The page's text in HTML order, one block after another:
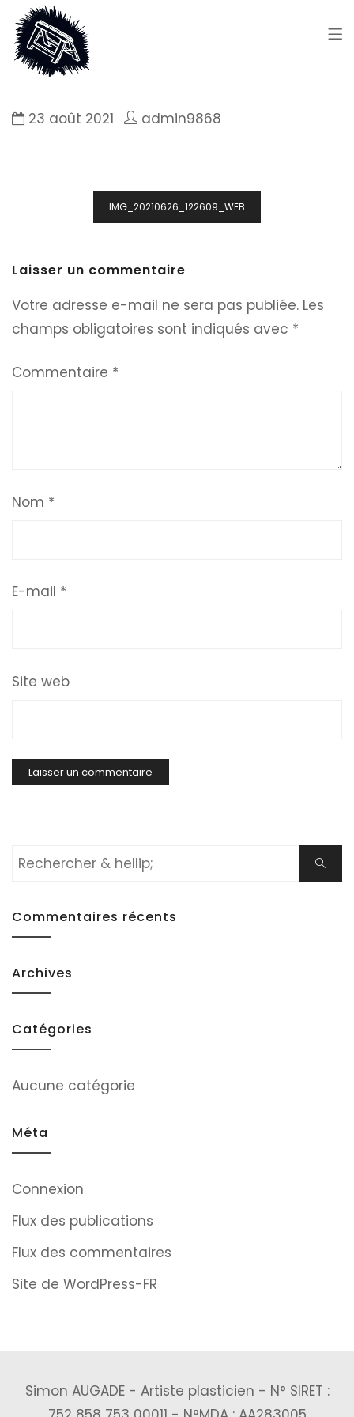
23 août 2021 admin9868
IMG_20210626_122609_WEB
Laisser un commentaire
Votre adresse e-mail ne sera pas publiée. Les
champs obligatoires sont indiqués avec *
Commentaire *
Nom *
E-mail *
Site web
Rechercher:
Commentaires récents
Archives
Catégories
Aucune catégorie
Méta
Connexion
Flux des publications
Flux des commentaires
Site de WordPress-FR
Simon AUGADE - Artiste plasticien - N° SIRET :